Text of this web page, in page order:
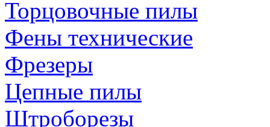
Торцовочные пилы
Фены технические
Фрезеры
Цепные пилы
Штроборезы